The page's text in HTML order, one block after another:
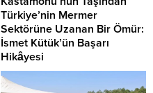
Türkiye’nin Mermer
Sektörüne Uzanan Bir Ömür:
İsmet Kütük’ün Başarı
Hikâyesi